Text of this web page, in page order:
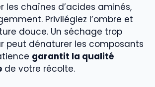
les chaînes d’acides aminés,
Privilégiez l’ombre et
douce. Un séchage trop
peut dénaturer les composants
garantit la qualité
de votre récolte.